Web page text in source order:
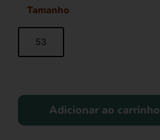
Tamanho
53
Adicionar ao carrinho